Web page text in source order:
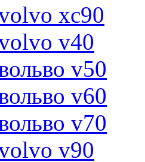
xc90
v40
v50
v60
v70
v90